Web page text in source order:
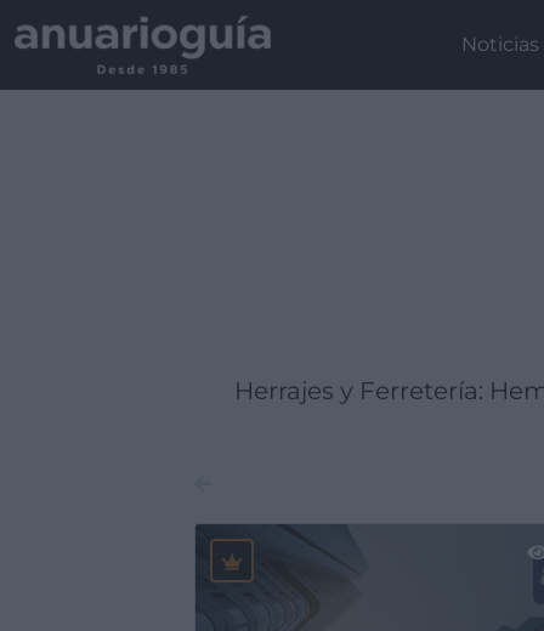
Noticias
Herrajes y Ferretería:
Empresa:
Actividad:
Lugar: